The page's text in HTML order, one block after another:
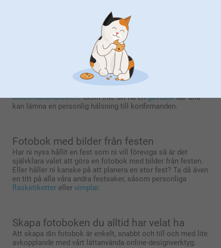
bevaras. Gör en konfirmationsbok med bilder från den stora
dagen, talen, festen och på de viktigaste gästerna.
Du kan inkludera personliga hälsningar, bibelverser eller
citat som gjorde dagen extra speciell.
Den här fotoboken kan ges som present till konfirmanden
och är en varaktig påminnelse om den stora dagen som
kommer att uppskattas i många år framöver.
Är det snart dags för konfirmation?
Ta då en titt på vårt stora utbud av produkter för
konfirmationsfesten. Glöm inte att ha engästbokdär alla
kan lämna en personlig hälsning till konfirmanden.
Fotobok med bilder från festen
Har ni nyss hållit en fest som ni vill föreviga så är det
självklara valet att göra en fotobok med bilder från festen.
Eller håller ni kanske på att planera en stor fest? Ta då även
en titt på alla våra andra festsaker, såsom personliga
flasketiketter eller vimplar.
Skapa fotoboken du alltid har velat ha
Att skapa din fotobok är enkelt, snabbt och till och med lite
avkopplande med vårt lättanvända online-designverktyg.